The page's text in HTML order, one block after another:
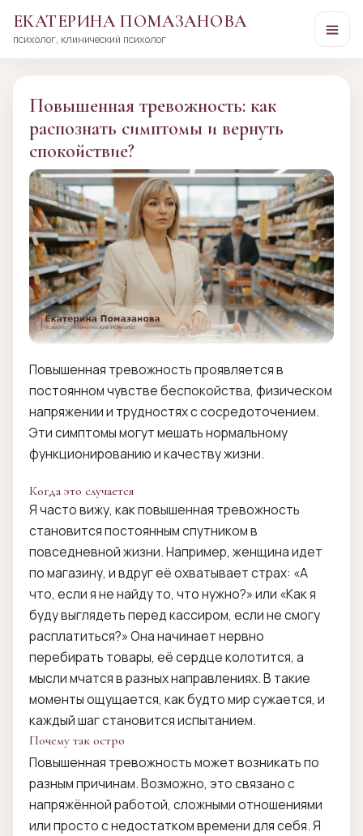
ЕКАТЕРИНА ПОМАЗАНОВА
психолог, клинический психолог
Повышенная тревожность: как
распознать симптомы и вернуть
спокойствие?
Повышенная тревожность проявляется в
постоянном чувстве беспокойства, физическом
напряжении и трудностях с сосредоточением.
Эти симптомы могут мешать нормальному
функционированию и качеству жизни.
Когда это случается
Я часто вижу, как повышенная тревожность
становится постоянным спутником в
повседневной жизни. Например, женщина идет
по магазину, и вдруг её охватывает страх: «А
что, если я не найду то, что нужно?» или «Как я
буду выглядеть перед кассиром, если не смогу
расплатиться?» Она начинает нервно
перебирать товары, её сердце колотится, а
мысли мчатся в разных направлениях. В такие
моменты ощущается, как будто мир сужается, и
каждый шаг становится испытанием.
Почему так остро
Повышенная тревожность может возникать по
разным причинам. Возможно, это связано с
напряжённой работой, сложными отношениями
или просто с недостатком времени для себя. Я